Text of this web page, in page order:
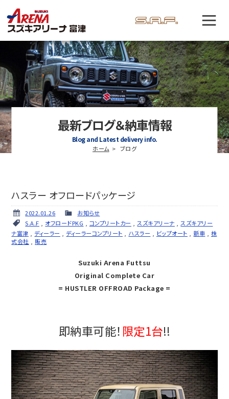
最新ブログ＆納車情報
Blog and Latest delivery info.
ホーム ブログ
ハスラー オフロードパッケージ
2022.01.26
お知らせ
S.A.F
オフロードPKG コンプリートカー スズキアリーナ
スズキアリー
ナ富津
ディーラー ディーラーコンプリート ハスラー ビップオート ,新車
株
式会社
販売
Suzuki Arena Futtsu
Original Complete Car
= HUSTLER OFFROAD Package =
即納車可能！ 限定1台!!